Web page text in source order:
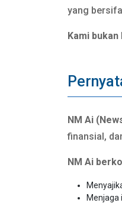
yang
Kami
NM Ai
finansial,
NM Ai
Menjaga